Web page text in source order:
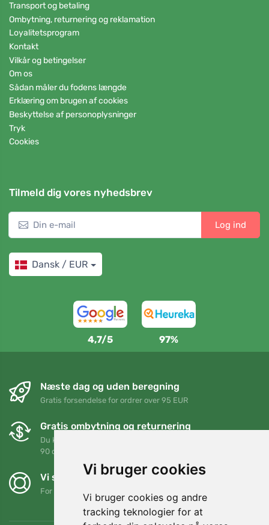
Vi bruger cookies
Vi bruger cookies og andre
tracking teknologier for at
Transport og betaling
Ombytning, returnering og reklamation
Loyalitetsprogram
Kontakt
Vilkår og betingelser
Om os
Sådan måler du fodens længde
Erklæring om brugen af cookies
Beskyttelse af personoplysninger
Tryk
Cookies
Tilmeld dig vores nyhedsbrev
Log ind
Dansk / EUR
4,7/5 97%
Næste dag og uden beregning
Gratis forsendelse for ordrer over 95 EUR
Gratis ombytning og returnering
Du kan returnere eller bytte din ordre når som helst inden for
90 dage
Vi støtter Trees.org
For hver ordre planter vi et træ! Læs mere